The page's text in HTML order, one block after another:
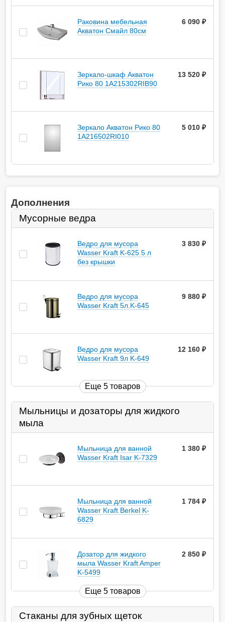
Раковина мебельная
Акватон Смайл 80см
6 090 ₽
Зеркало-шкаф Акватон
Рико 80 1A215302RIB90
13 520 ₽
Зеркало Акватон Рико 80
1A216502RI010
5 010 ₽
Дополнения
Мусорные ведра
Ведро для мусора
Wasser Kraft K-625 5 л
без крышки
3 830
Ведро для мусора
Wasser Kraft 5л.K-645
9 880
Ведро для мусора
Wasser Kraft 9л K-649
12 160
Еще 5 товаров
Мыльницы и дозаторы для жидкого
мыла
Мыльница для ванной
Wasser Kraft Isar K-7329
1 380
Мыльница для ванной
Wasser Kraft Berkel K-
6829
1 784
Дозатор для жидкого
мыла Wasser Kraft Amper
K-5499
2 850
Еще 5 товаров
Стаканы для зубных щеток